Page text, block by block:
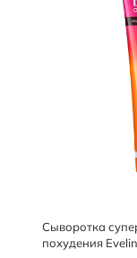
Сыворотка
похудения